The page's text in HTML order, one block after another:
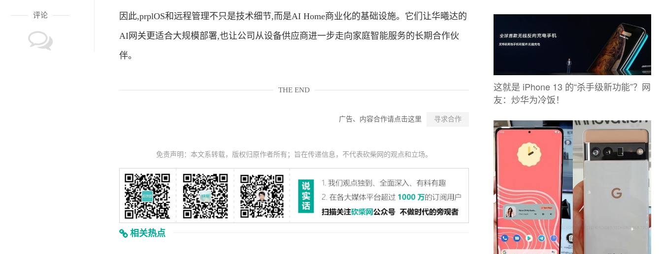
评论 因此,prplOS和远程管理不只是技术细节,而是AI Home商业化的基础设施。它们让华曦达的
AI网关更适合大规模部署,也让公司从设备供应商进一步走向家庭智能服务的长期合作伙
伴。
THE END
广告、内容合作请点击这里 寻求合作
免责声明：本文系转载，版权归原作者所有；旨在传递信息，不代表砍柴网的观点和立场。
相关热点
这就是 iPhone 13 的“杀手级新功能”？网
友：炒华为冷饭！